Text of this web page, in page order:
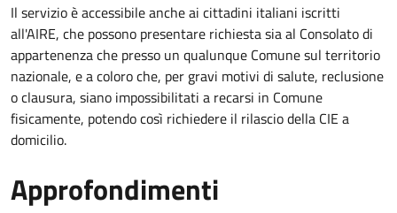
Il servizio è accessibile anche ai cittadini italiani iscritti
all'AIRE, che possono presentare richiesta sia al Consolato di
appartenenza che presso un qualunque Comune sul territorio
nazionale, e a coloro che, per gravi motivi di salute, reclusione
o clausura, siano impossibilitati a recarsi in Comune
fisicamente, potendo così richiedere il rilascio della CIE a
domicilio.
Approfondimenti